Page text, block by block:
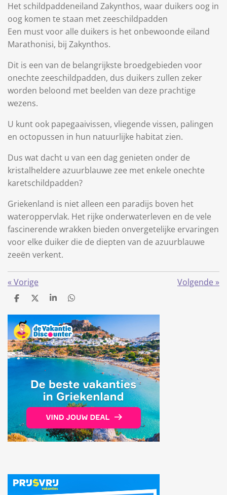
Het schildpaddeneiland Zakynthos, waar duikers oog in
oog komen te staan ​​met zeeschildpadden
Een must voor alle duikers is het onbewoonde eiland
Marathonisi, bij Zakynthos.
Dit is een van de belangrijkste broedgebieden voor
onechte zeeschildpadden, dus duikers zullen zeker
worden beloond met beelden van deze prachtige
wezens.
U kunt ook papegaaivissen, vliegende vissen, palingen
en octopussen in hun natuurlijke habitat zien.
Dus wat dacht u van een dag genieten onder de
kristalheldere azuurblauwe zee met enkele onechte
karetschildpadden?
Griekenland is niet alleen een paradijs boven het
wateroppervlak. Het rijke onderwaterleven en de vele
fascinerende wrakken bieden onvergetelijke ervaringen
voor elke duiker die de diepten van de azuurblauwe
zeeën verkent.
« Vorige Volgende »
D
l
e
n
D
e
l
S
a
r
e
D
l
e
n